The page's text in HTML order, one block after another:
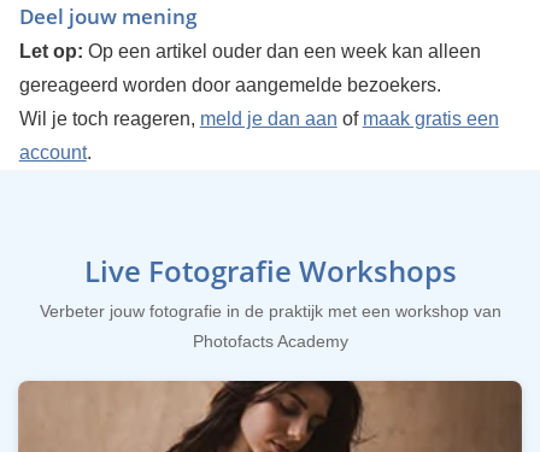
Deel jouw mening
Let op: Op een artikel ouder dan een week kan alleen
gereageerd worden door aangemelde bezoekers.
Wil je toch reageren, meld je dan aan of maak gratis een
account.
Live Fotografie Workshops
Verbeter jouw fotografie in de praktijk met een workshop van
Photofacts Academy